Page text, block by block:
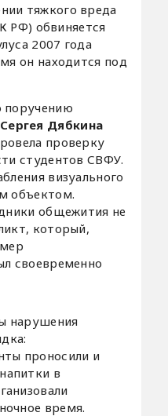
тяжкого вреда
РФ) обвиняется
2007 года
он находится под
поручению
Сергея Дябкина
проверку
студентов СВФУ.
визуального
объектом.
общежития не
который,
своевременно
нарушения
проносили и
в
время.